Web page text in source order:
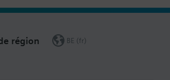
région BE (fr)